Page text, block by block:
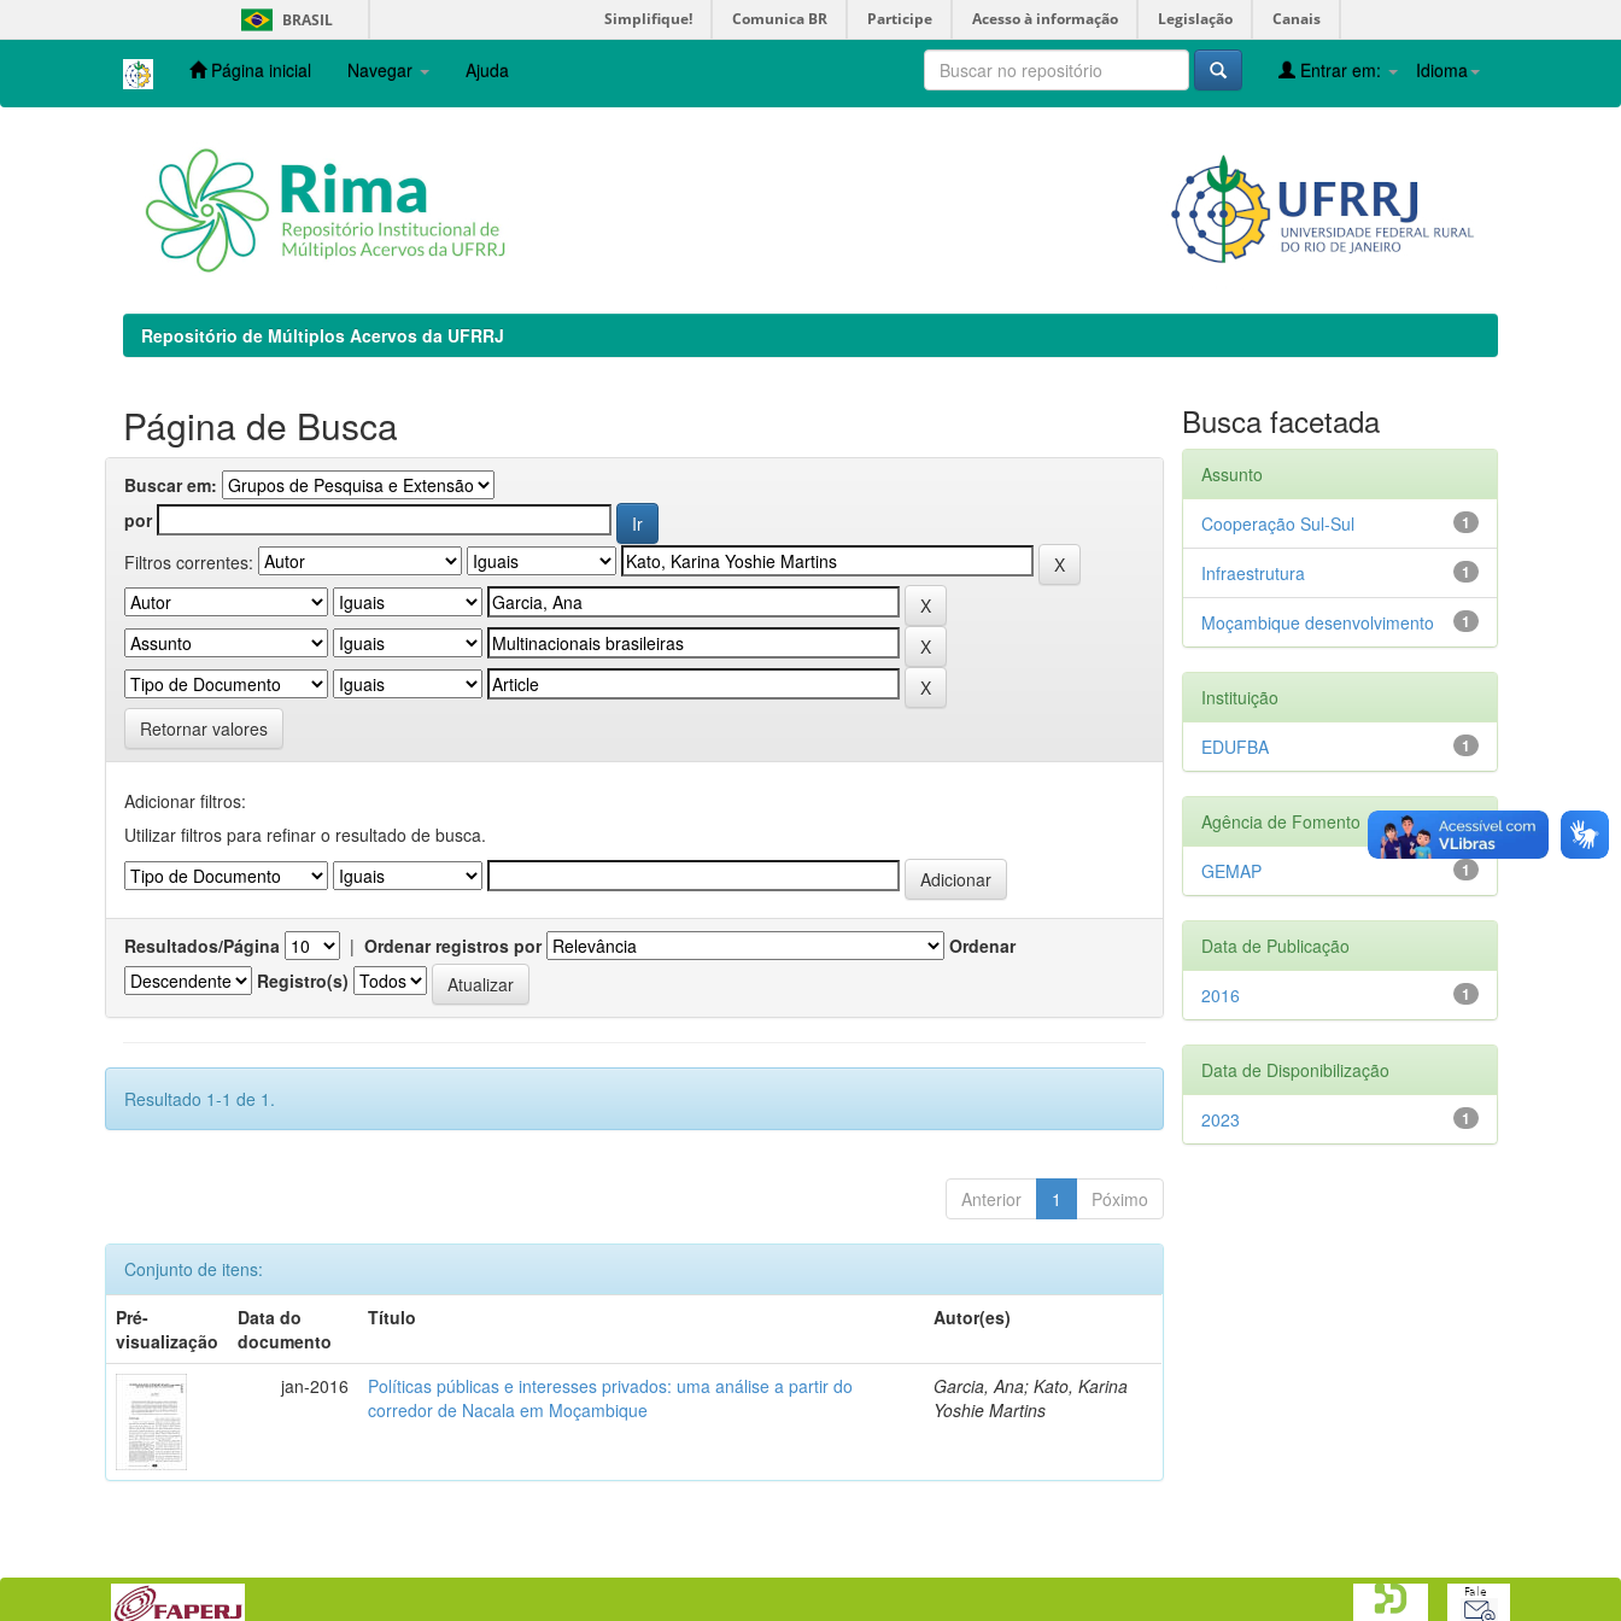
navigation
BRASIL Simplifique! Comunica BR Participe Acesso à informação Legislação Canais
Página inicial Navegar Ajuda Idioma
Entrar em:
Repositório de Múltiplos Acervos da UFRRJ
Página de Busca
Buscar em:
por
Filtros correntes:
Retornar valores
Adicionar filtros:
Utilizar filtros para refinar o resultado de busca.
Resultados/Página | Ordenar registros por
Ordenar
Registro(s)
Resultado 1-1 de 1.
Anterior 1 Póximo
Conjunto de itens:
Pré-
visualização
Data do
documento
Título Autor(es)
jan-2016
Políticas públicas e interesses privados: uma análise a partir do
corredor de Nacala em Moçambique
Garcia, Ana; Kato, Karina
Yoshie Martins
Busca facetada
Assunto
1
Cooperação Sul-Sul
1
Infraestrutura
1
Moçambique desenvolvimento
Instituição
1
EDUFBA
Agência de Fomento
1
GEMAP
Data de Publicação
1
2016
Data de Disponibilização
1
2023